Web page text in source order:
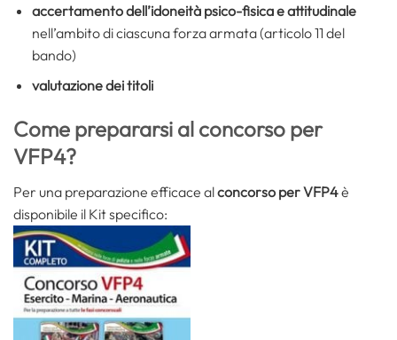
accertamento dell’idoneità psico-fisica e attitudinale
nell’ambito di ciascuna forza armata (articolo 11 del
bando)
valutazione dei titoli
Come prepararsi al concorso per
VFP4?
Per una preparazione efficace alconcorso per VFP4è
disponibile il Kit specifico: